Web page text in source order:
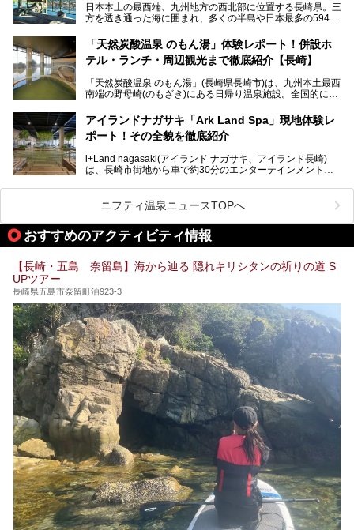
そこで今回は、ニフティ温泉ライターである筆者が現地体
験。天然温泉・サウナ・水風呂・別途有料のプレミアムサウ
介します！
日本本土の最西端、九州地方の西北部に位置する長崎県。三
方を透き通った海に囲まれ、多くの半島や日本最多の594も
しい景観の宝庫です。
長崎県にあるスーパー銭湯にも、長崎ならではの景観を存分
に楽しめる施設がいくつも見られます。眺望自慢が多い長崎
ましょう。
「天然炭酸温泉 のもん湯」体験レポート！併設ホ
テル・ランチ・周辺観光まで徹底紹介【長崎】
「天然炭酸温泉 のもん湯」(長崎県長崎市)は、九州本土最西
南端の野母崎(のもざき)にある日帰り温泉施設。全国的にも
多くの温泉ファンに親しまれています。
今回は、地元九州在住のニフティ温泉ライターである筆者が
大浴場をはじめ、併設のホテル「Nomon長崎」・食事(ラン
チ)・おすすめの周辺観光まで、それらの全貌を徹底紹介し
───
この記事は天然炭酸温泉 のもん湯のPRレポート記事です。
アイランドナガサキ「Ark Land Spa」現地体験レ
ポート！その全貌を徹底紹介
i+Land nagasaki(アイランド ナガサキ、アイランド長崎)
は、長崎市街地から車で約30分のエンターテインメントリ
んのこと多彩なアクティビティが楽しめ、到底一日では遊び
尽くせない程！ 中でも注目すべきは、日帰り可能な3つのス
パ施設です。
験し、3つのスパ施設に焦点を当て、その全貌を徹底紹介。
「Ark Land Spa」をご紹介します。
ニフティ温泉ニュースTOPへ
おすすめのアクティビティ情報
【長崎・五島 奈留島】海から辿る 隠れキリシタンの祈りの道 S
UPツアー
長崎県五島市奈留町泊923-3